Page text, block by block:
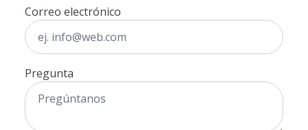
Correo electrónico
Pregunta